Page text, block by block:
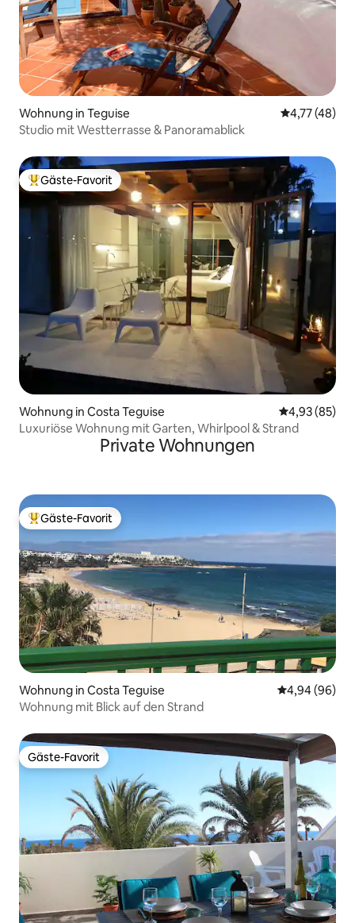
Wohnung in Teguise
4,77 (48)
Studio mit Westterrasse & Panoramablick
Beliebter Gäste-Favorit.
Gäste-Favorit
Wohnung in Costa Teguise
4,93 (85)
Luxuriöse Wohnung mit Garten, Whirlpool & Strand
Private Wohnungen
Beliebter Gäste-Favorit.
Gäste-Favorit
Wohnung in Costa Teguise
4,94 (96)
Wohnung mit Blick auf den Strand
Gäste-Favorit
Gäste-Favorit